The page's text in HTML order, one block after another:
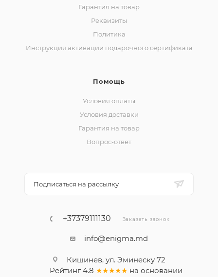
Гарантия на товар
Реквизиты
Политика
Инструкция активации подарочного сертификата
Помощь
Условия оплаты
Условия доставки
Гарантия на товар
Вопрос-ответ
Подписаться на рассылку
+37379111130 Заказать звонок
info@enigma.md
Кишинев, ул. Эминеску 72
Рейтинг 4.8 ★★★★★ на основании